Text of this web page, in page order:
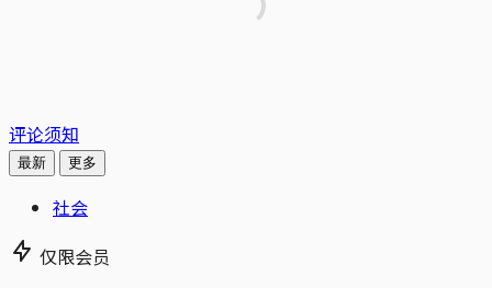
评论须知
最新 更多
社会
仅限会员